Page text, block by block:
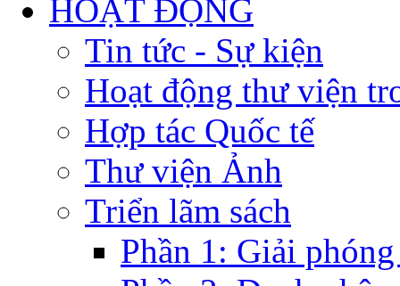
HOẠT ĐỘNG
Tin tức - Sự kiện
Hoạt động thư viện
Hợp tác Quốc tế
Thư viện Ảnh
Triển lãm sách
Phần 1: Giải